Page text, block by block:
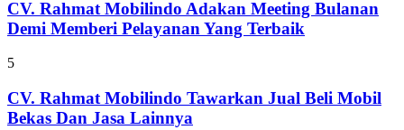
CV. Rahmat Mobilindo Adakan Meeting Bulanan
Demi Memberi Pelayanan Yang Terbaik
5
CV. Rahmat Mobilindo Tawarkan Jual Beli Mobil
Bekas Dan Jasa Lainnya